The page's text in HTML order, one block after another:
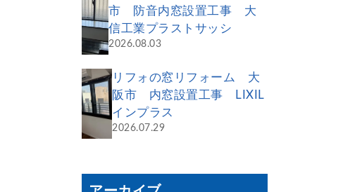
市 防音内窓設置工事 大
信工業プラストサッシ
2026.08.03
リフォの窓リフォーム 大
阪市 内窓設置工事 LIXIL
インプラス
2026.07.29